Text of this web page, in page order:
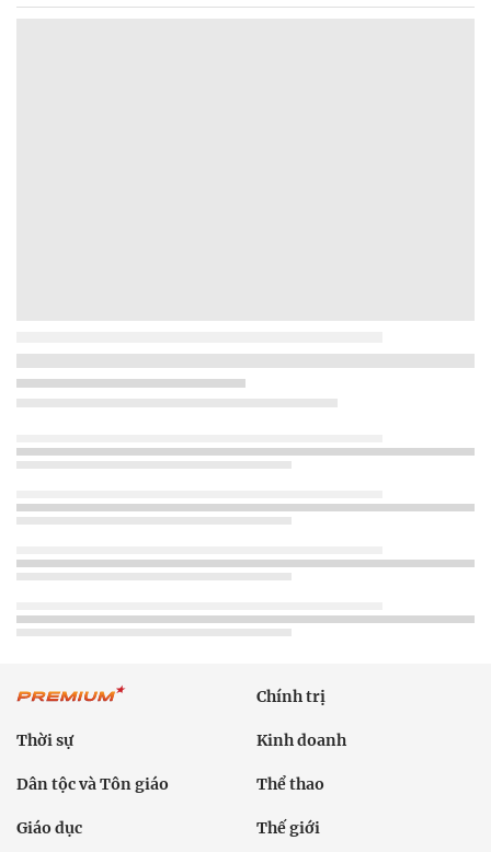
Chính trị
Thời sự Kinh doanh
Dân tộc và Tôn giáo Thể thao
Giáo dục Thế giới